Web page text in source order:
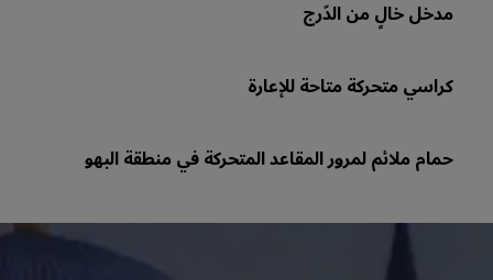
مدخل خالٍ من الدّرج
كراسي متحركة متاحة للإعارة
حمام ملائم لمرور المقاعد المتحركة في منطقة البهو